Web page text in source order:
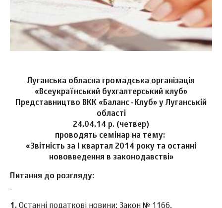
Луганська обласна громадська організація
«Всеукраїнський бухгалтерський клуб»
Представництво ВКК «Баланс-Клуб» у Луганській
області
24.04.14 р. (четвер)
проводять семінар на тему:
«Звітність за І квартал 2014 року та останні
нововведення в законодавстві»
Питання до розгляду:
1. Останні податкові новини: Закон № 1166.